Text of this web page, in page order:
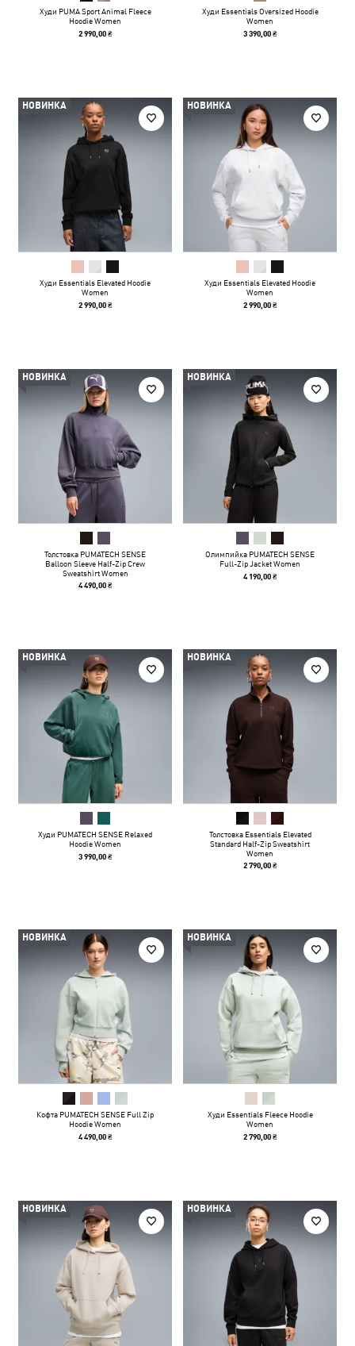
Худи PUMA Sport Animal Fleece
Hoodie Women
2 990,00 ₴
Худи Essentials Oversized Hoodie
Women
3 390,00 ₴
НОВИНКА
Худи Essentials Elevated Hoodie
Women
2 990,00 ₴
НОВИНКА
Худи Essentials Elevated Hoodie
Women
2 990,00 ₴
НОВИНКА
Толстовка PUMATECH SENSE
Balloon Sleeve Half-Zip Crew
Sweatshirt Women
4 490,00 ₴
НОВИНКА
Олимпийка PUMATECH SENSE
Full-Zip Jacket Women
4 190,00 ₴
НОВИНКА
Худи PUMATECH SENSE Relaxed
Hoodie Women
3 990,00 ₴
НОВИНКА
Толстовка Essentials Elevated
Standard Half-Zip Sweatshirt
Women
2 790,00 ₴
НОВИНКА
Кофта PUMATECH SENSE Full Zip
Hoodie Women
4 490,00 ₴
НОВИНКА
Худи Essentials Fleece Hoodie
Women
2 790,00 ₴
НОВИНКА НОВИНКА